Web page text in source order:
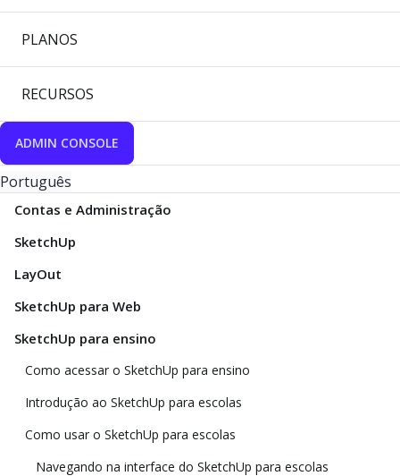
PLANOS
RECURSOS
ADMIN CONSOLE
Português
Contas e Administração
SketchUp
LayOut
SketchUp para Web
SketchUp para ensino
Como acessar o SketchUp para ensino
Introdução ao SketchUp para escolas
Como usar o SketchUp para escolas
Navegando na interface do SketchUp para escolas